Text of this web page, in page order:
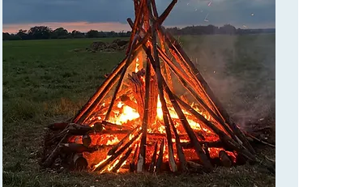
Merci pour votre envoi.